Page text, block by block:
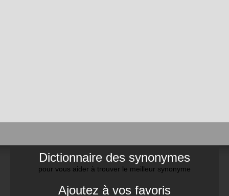
Dictionnaire des synonymes
pour vous aider à trouver le meilleur synonyme
Ajoutez à vos favoris